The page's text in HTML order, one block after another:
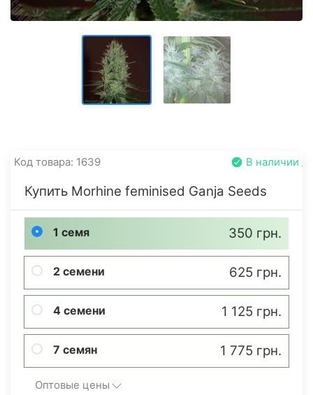
Код товара: 1639 В наличии
Купить Morhine feminised Ganja Seeds
1 семя 350 грн.
2 семени 625 грн.
4 семени 1 125 грн.
7 семян 1 775 грн.
Оптовые цены